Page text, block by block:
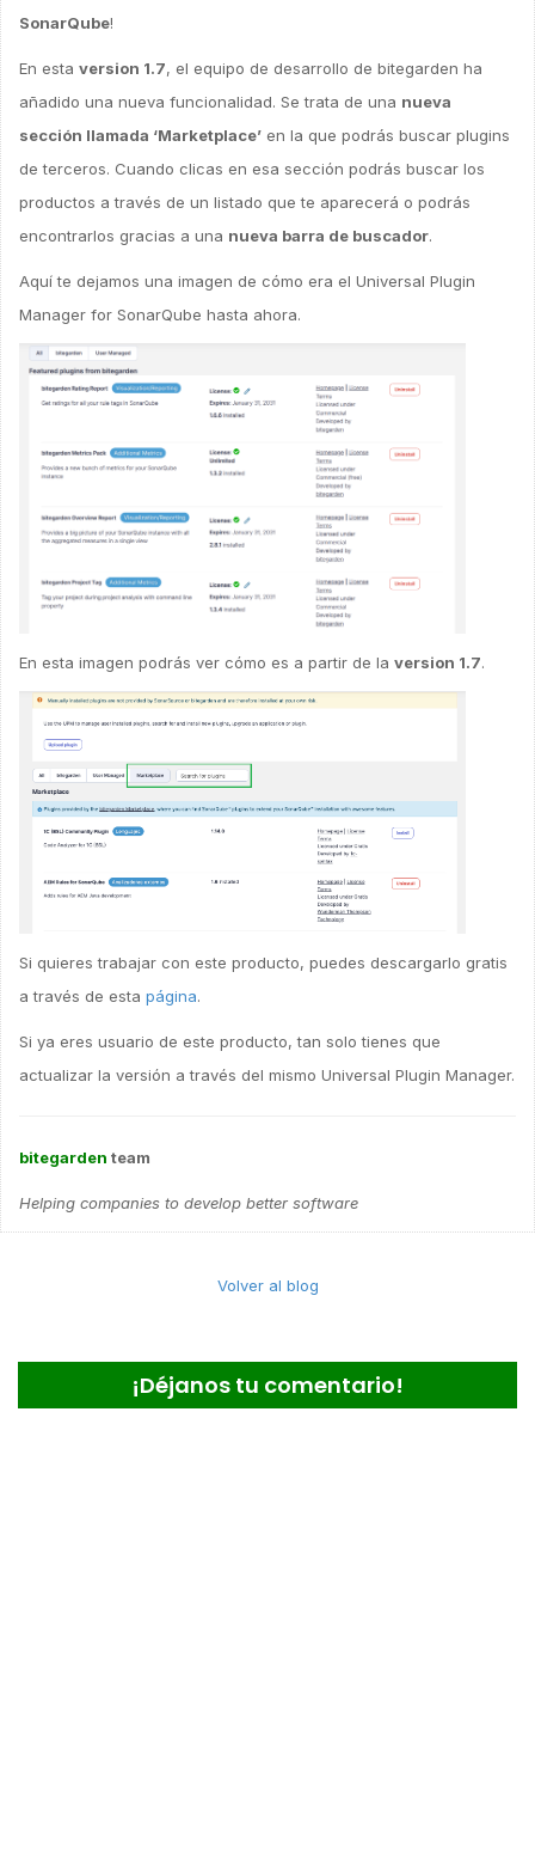
SonarQube!
En esta version 1.7, el equipo de desarrollo de bitegarden ha
añadido una nueva funcionalidad. Se trata de una nueva
sección llamada ‘Marketplace’ en la que podrás buscar plugins
de terceros. Cuando clicas en esa sección podrás buscar los
productos a través de un listado que te aparecerá o podrás
encontrarlos gracias a una nueva barra de buscador.
Aquí te dejamos una imagen de cómo era el Universal Plugin
Manager for SonarQube hasta ahora.
En esta imagen podrás ver cómo es a partir de la version 1.7.
Si quieres trabajar con este producto, puedes descargarlo gratis
a través de esta página.
Si ya eres usuario de este producto, tan solo tienes que
actualizar la versión a través del mismo Universal Plugin Manager.
bitegarden team
Helping companies to develop better software
Volver al blog
¡Déjanos tu comentario!